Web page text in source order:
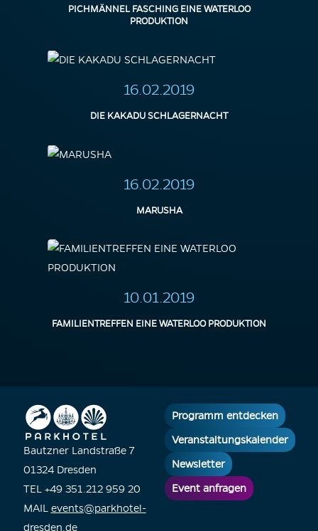
PICHMÄNNEL FASCHING EINE WATERLOO
PRODUKTION
16.02.2019
DIE KAKADU SCHLAGERNACHT
16.02.2019
MARUSHA
10.01.2019
FAMILIENTREFFEN EINE WATERLOO PRODUKTION
Bautzner Landstraße 7
01324 Dresden
TEL +49 351.212 959 20
MAIL events@parkhotel-
dresden.de
Programm entdecken
Veranstaltungskalender
Newsletter
Event anfragen